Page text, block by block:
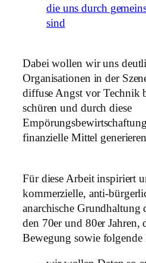
die uns durch
sind
Dabei wollen wir uns
Organisationen in der
diffuse Angst vor Technik
schüren und durch diese
finanzielle Mittel
Für diese Arbeit inspiriert
kommerzielle, anti-
anarchische Grundhaltung
den 70er und 80er Jahren,
Bewegung sowie folgende